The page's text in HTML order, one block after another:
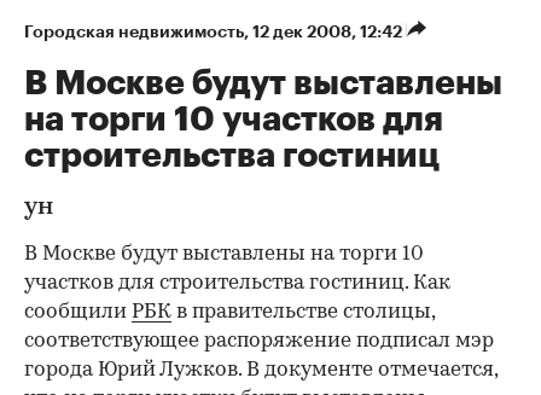
Городская недвижимость⁠, 12 дек 2008, 12:42
В Москве будут выставлены
на торги 10 участков для
строительства гостиниц
ун
В Москве будут выставлены на торги 10
участков для строительства гостиниц. Как
сообщили РБК в правительстве столицы,
соответствующее распоряжение подписал мэр
города Юрий Лужков. В документе отмечается,